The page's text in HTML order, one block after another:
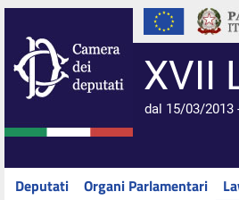
XVII
dal 15/03/2013
Deputati Organi Parlamentari